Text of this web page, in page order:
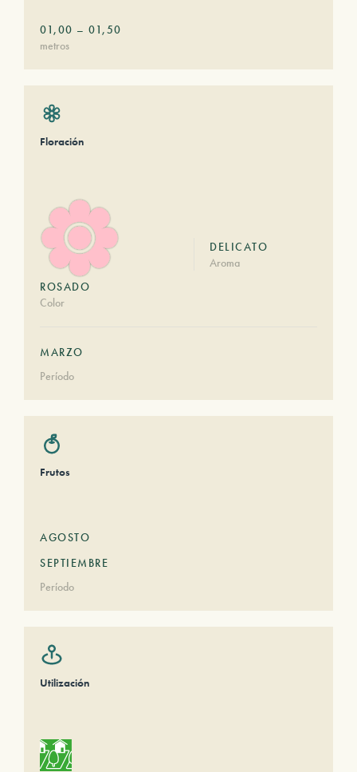
01,00 – 01,50
metros
Floración
ROSADO
Color
DELICATO
Aroma
MARZO
Período
Frutos
AGOSTO
SEPTIEMBRE
Período
Utilización